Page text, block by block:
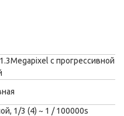
с прогрессивной
1/3 (4) ~ 1 / 100000s